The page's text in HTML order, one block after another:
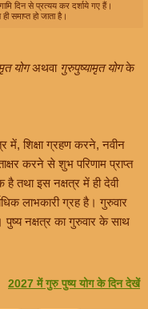
दिन से प्रत्यय कर दर्शाये गए हैं।
समाप्त हो जाता है।
योगअथवा गुरुपुष्यामृत योगके
में, शिक्षा ग्रहण करने, नवीन
करने से शुभ परिणाम प्राप्त
है तथा इस नक्षत्र में ही देवी
लाभकारी ग्रह है। गुरुवार
पुष्य नक्षत्र का गुरुवार के साथ
2027 में गुरु पुष्य योग के दिन देखें